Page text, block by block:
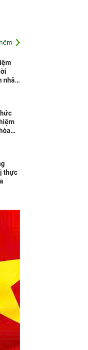
Pháp
Nhà
nhân
thực